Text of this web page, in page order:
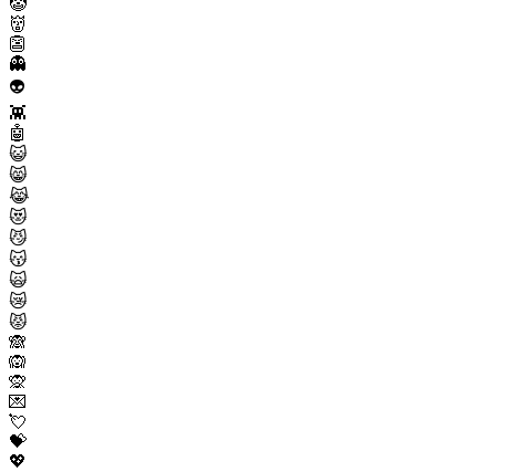
🤡
👹
👺
👻
👽
👾
🤖
😺
😸
😹
😻
😼
😽
🙀
😿
😾
🙈
🙉
🙊
💌
💘
💝
💖